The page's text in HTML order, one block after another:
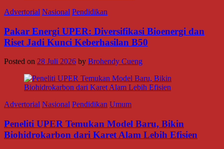
Advertorial Nasional Pendidikan
Pakar Energi UPER: Diversifikasi Bioenergi dan
Riset Jadi Kunci Keberhasilan B50
Posted on 28 Juli 2026 by Brohendy Cueng
Advertorial Nasional Pendidikan Umum
Peneliti UPER Temukan Model Baru, Bikin
Biohidrokarbon dari Karet Alam Lebih Efisien